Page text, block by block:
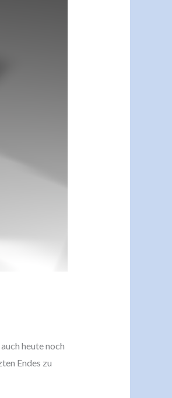
heute noch
Endes zu